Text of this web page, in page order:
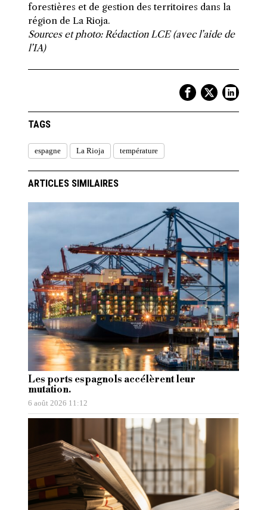
forestières et de gestion des territoires dans la
région de La Rioja.
Sources et photo: Rédaction LCE (avec l’aide de
l’IA)
TAGS
espagne La Rioja température
ARTICLES SIMILAIRES
Les ports espagnols accélèrent leur
mutation.
6 août 2026 11:12